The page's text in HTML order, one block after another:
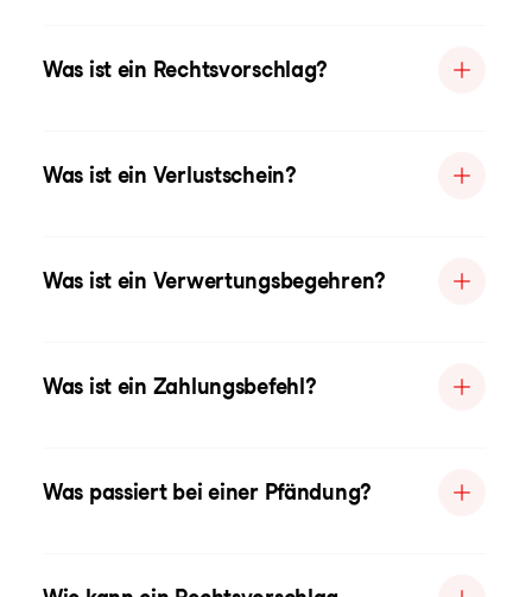
Was ist ein Rechtsvorschlag?
Was ist ein Verlustschein?
Was ist ein Verwertungsbegehren?
Was ist ein Zahlungsbefehl?
Was passiert bei einer Pfändung?